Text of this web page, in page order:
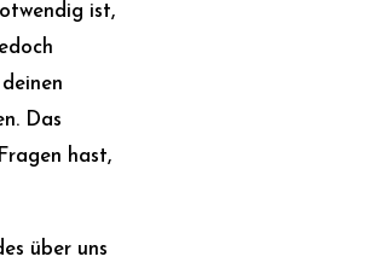
ist,
Das
hast,
über uns